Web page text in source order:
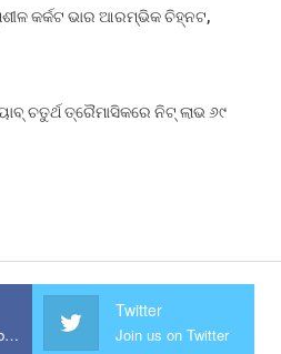
କର୍କଟ ଭାର ଆରମ୍ଭିକ ଚିହ୍ନଟ,
ଚତୁର୍ଥ ତ୍ରୈମାସିକରେ ନିଟ୍ ଲାଭ ୬୯
Join us on Facebook
Twitter
Join us on Twitter